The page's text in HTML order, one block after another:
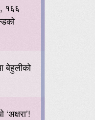
१६६
बेहुलीको